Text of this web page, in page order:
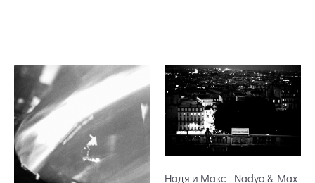
Надя и Макс | Nadya & Max